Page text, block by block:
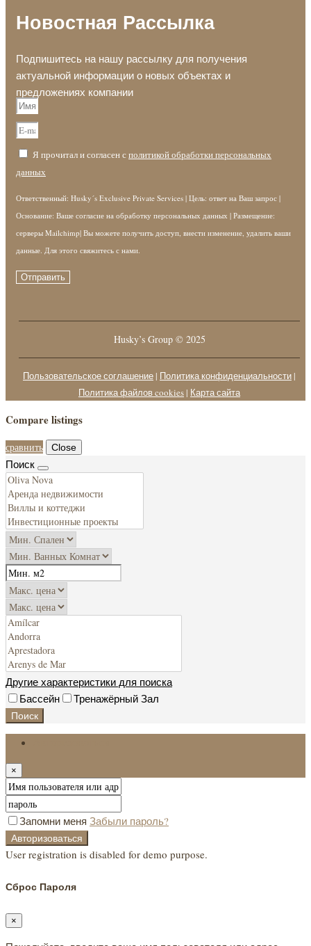
Новостная Рассылка
Подпишитесь на нашу рассылку для получения
актуальной информации о новых объектах и
предложениях компании
Я прочитал и согласен сполитикой обработки персональных
данных
Ответственный: Husky´s Exclusive Private Services | Цель: ответ на Ваш запрос |
Основание: Ваше согласие на обработку персональных данных | Размещение:
серверы Mailchimp| Вы можете получить доступ, внести изменение, удалить ваши
данные. Для этого свяжитесь с нами.
Отправить
Husky’s Group © 2025
Пользовательское соглашение | Политика конфиденциальности |
Политика файлов cookies | Карта сайта
Compare listings
сравнить Close
Поиск
Другие характеристики для поиска
Бассейн
Тренажёрный Зал
Поиск
×
Запомни меня Забыли пароль?
Авторизоваться
User registration is disabled for demo purpose.
Сброс Пароля
×